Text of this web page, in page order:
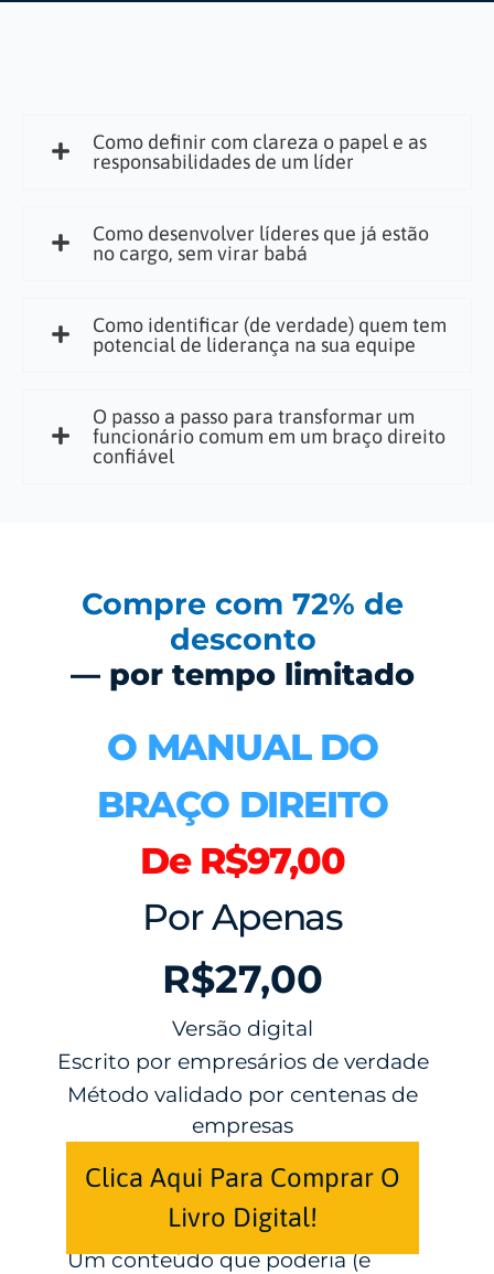
Como definir com clareza o papel e as
responsabilidades de um líder
Como desenvolver líderes que já estão
no cargo, sem virar babá
Como identificar (de verdade) quem tem
potencial de liderança na sua equipe
O passo a passo para transformar um
funcionário comum em um braço direito
confiável
Compre com 72% de
desconto
— por tempo limitado
O MANUAL DO
BRAÇO DIREITO
De R$97,00
Por Apenas
R$27,00
Versão digital
Escrito por empresários de verdade
Método validado por centenas de
empresas
Clica Aqui Para Comprar O
Livro Digital!
Um conteúdo que poderia (e